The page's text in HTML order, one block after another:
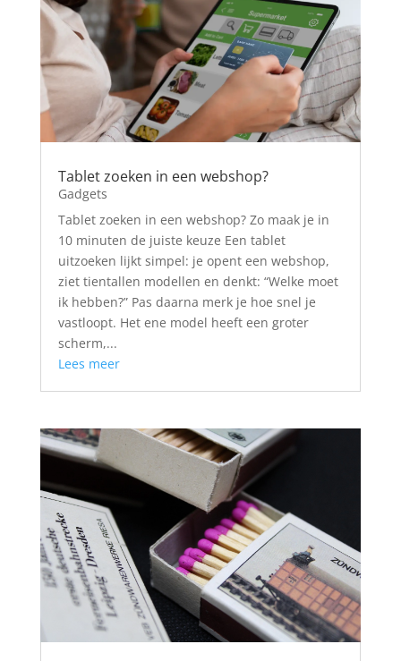
Tablet zoeken in een webshop?
Gadgets
Tablet zoeken in een webshop? Zo maak je in
10 minuten de juiste keuze Een tablet
uitzoeken lijkt simpel: je opent een webshop,
ziet tientallen modellen en denkt: “Welke moet
ik hebben?” Pas daarna merk je hoe snel je
vastloopt. Het ene model heeft een groter
scherm,...
Lees meer